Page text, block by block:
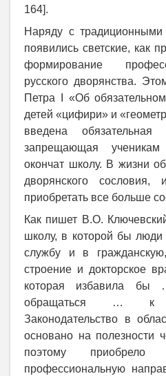
164].
Наряду с
появились светские, как
формирование
русского дворянства.
Петра
«Об
детей «цифири» и
введена обязательная
запрещающая
окончат школу. В жизни
дворянского сословия,
приобретать все больше
Как пишет В.О.
школу, в которой бы люди
службу и в
строение и докторское
которая избавила бы
обращаться … к
Законодательство в
основано на полезности
поэтому приобрело
профессиональную